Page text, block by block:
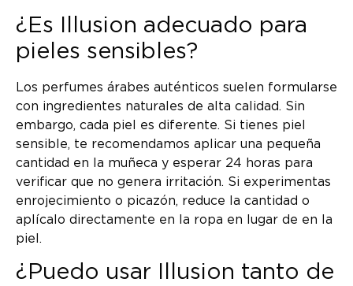
¿Es Illusion adecuado para
pieles sensibles?
Los perfumes árabes auténticos suelen formularse
con ingredientes naturales de alta calidad. Sin
embargo, cada piel es diferente. Si tienes piel
sensible, te recomendamos aplicar una pequeña
cantidad en la muñeca y esperar 24 horas para
verificar que no genera irritación. Si experimentas
enrojecimiento o picazón, reduce la cantidad o
aplícalo directamente en la ropa en lugar de en la
piel.
¿Puedo usar Illusion tanto de